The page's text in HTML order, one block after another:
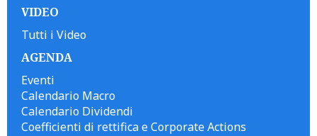
VIDEO
Tutti i Video
AGENDA
Eventi
Calendario Macro
Calendario Dividendi
Coefficienti di rettifica e Corporate Actions